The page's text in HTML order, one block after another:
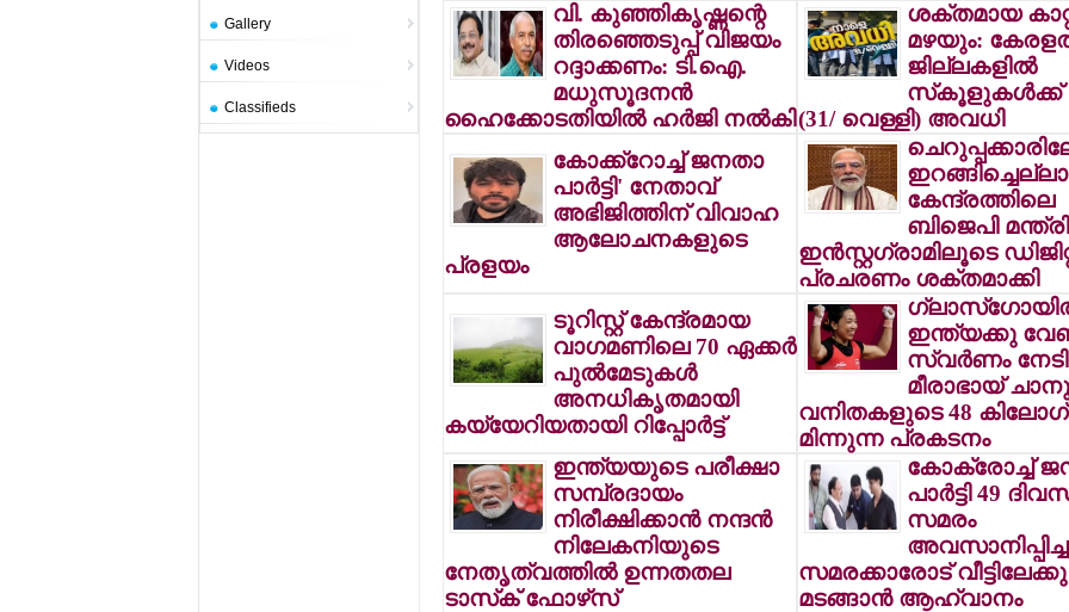
Gallery
Videos
Classifieds
വി. കുഞ്ഞികൃഷ്ണന്റെ
തിരഞ്ഞെടുപ്പ് വിജയം
റദ്ദാക്കണം: ടി.ഐ.
മധുസൂദനന്‍
ഹൈക്കോടതിയില്‍ ഹര്‍ജി നല്‍കി
ശക്തമായ
മഴയും:
ജില്ലകളില്‍
സ്‌കൂളുകള്‍ക്ക്
(31/ വെള്ളി) അവധി
കോക്ക്‌റോച്ച് ജനതാ
പാര്‍ട്ടി' നേതാവ്
അഭിജിത്തിന് വിവാഹ
ആലോചനകളുടെ
പ്രളയം
കേന്ദ്രത്തിലെ
ബിജെപി
ഇന്‍സ്റ്റഗ്രാമിലൂടെ
പ്രചരണം ശക്തമാക്കി
ടൂറിസ്റ്റ് കേന്ദ്രമായ
വാഗമണിലെ 70 ഏക്കര്‍
പുല്‍മേടുകള്‍
അനധികൃതമായി
കയ്യേറിയതായി റിപ്പോര്‍ട്ട്
ഇന്ത്യക്കു
സ്വര്‍ണം നേടി
മീരാഭായ്
വനിതകളുടെ 48
മിന്നുന്ന പ്രകടനം
ഇന്ത്യയുടെ പരീക്ഷാ
സമ്പ്രദായം
നിരീക്ഷിക്കാന്‍ നന്ദന്‍
നിലേകനിയുടെ
നേതൃത്വത്തില്‍ ഉന്നതതല
ടാസ്‌ക് ഫോഴ്‌സ്
കോക്രോച്ച്
പാര്‍ട്ടി 49
സമരം
സമരക്കാരോട് വീട്ടിലേക്കു
മടങ്ങാന്‍ ആഹ്വാനം